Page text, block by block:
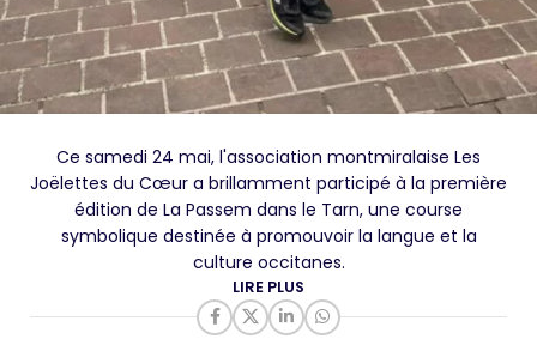
Ce samedi 24 mai, l'association montmiralaise Les
Joëlettes du Cœur a brillamment participé à la première
édition de La Passem dans le Tarn, une course
symbolique destinée à promouvoir la langue et la
culture occitanes.
LIRE PLUS